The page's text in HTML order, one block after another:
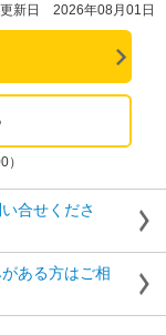
新日 2026年08月01日
合せくださ
ある方はご相